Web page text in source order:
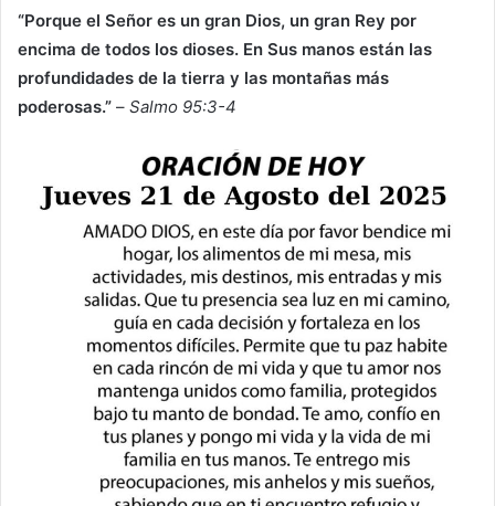
“Porque el Señor es un gran Dios, un gran Rey por
encima de todos los dioses. En Sus manos están las
profundidades de la tierra y las montañas más
poderosas.” – Salmo 95:3-4